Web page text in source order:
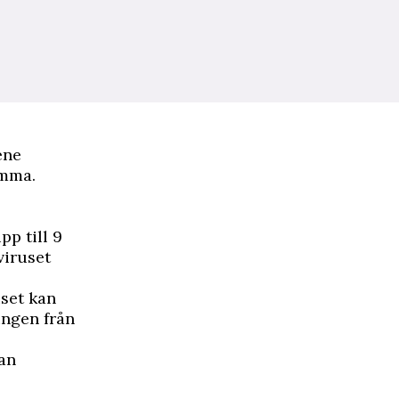
till 9
kan
från